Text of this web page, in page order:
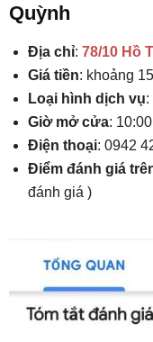
Quỳnh
Địa chỉ: 78/10 Hồ
Giá tiền: khoảng
Loại hình dịch vụ:
Giờ mở cửa:
Điện thoại: 0942
Điểm đánh giá
đánh giá )